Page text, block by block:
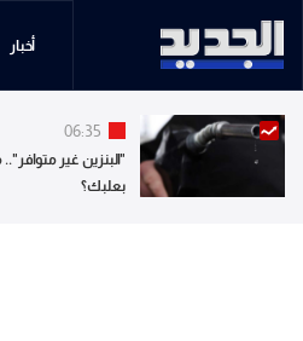
أخبار
06:35
"البنزين غير
بعلبك؟